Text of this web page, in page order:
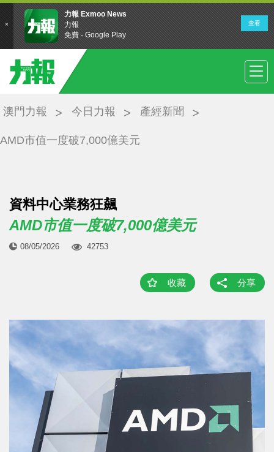
澳門力報 今日力報 產經新聞
AMD市值一度破7,000億美元
資料中心業務狂飆
AMD市值一度破7,000億美元
08/05/2026 42753
收藏 分享